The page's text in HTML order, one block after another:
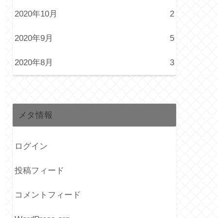
2020年10月 2
2020年9月 5
2020年8月 3
メタ情報
ログイン
投稿フィード
コメントフィード